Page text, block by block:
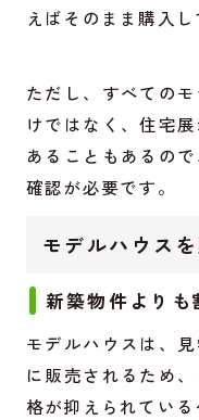
えばそのまま購入し
ただし、すべての
けではなく、住宅
あることもあるの
確認が必要です。
モデルハウス
新築物件よりも
モデルハウスは、
に販売されるため
格が抑えられている